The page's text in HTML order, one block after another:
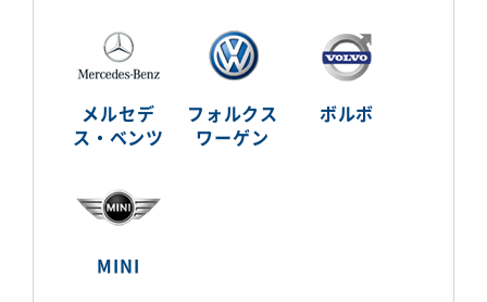
メルセデ
ス・ベンツ
フォルクス
ワーゲン
ボルボ
MINI